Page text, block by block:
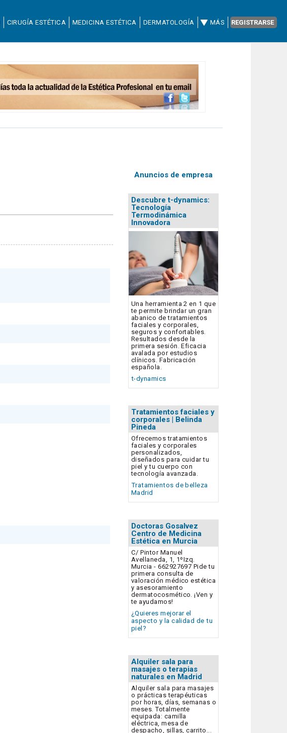
CIRUGÍA ESTÉTICA MEDICINA ESTÉTICA DERMATOLOGÍA MÁS REGISTRARSE
Anuncios de empresa
Descubre t-dynamics:
Tecnología
Termodinámica
Innovadora
Una herramienta 2 en 1 que
te permite brindar un gran
abanico de tratamientos
faciales y corporales,
seguros y confortables.
Resultados desde la
primera sesión. Eficacia
avalada por estudios
clínicos. Fabricación
española.
t-dynamics
Tratamientos faciales y
corporales | Belinda
Pineda
Ofrecemos tratamientos
faciales y corporales
personalizados,
diseñados para cuidar tu
piel y tu cuerpo con
tecnología avanzada.
Tratamientos de belleza
Madrid
Doctoras Gosalvez
Centro de Medicina
Estética en Murcia
C/ Pintor Manuel
Avellaneda, 1, 1ºIzq.
Murcia - 662927697 Pide tu
primera consulta de
valoración médico estética
y asesoramiento
dermatocosmético. ¡Ven y
te ayudamos!
¿Quieres mejorar el
aspecto y la calidad de tu
piel?
Alquiler sala para
masajes o terapias
naturales en Madrid
Alquiler sala para masajes
o prácticas terapéuticas
por horas, días, semanas o
meses. Totalmente
equipada: camilla
eléctrica, mesa de
despacho, sillas, carrito...